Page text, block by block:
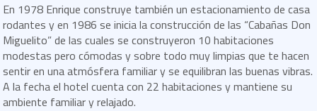
En 1978 Enrique construye también un estacionamiento de casa
rodantes y en 1986 se inicia la construcción de las “Cabañas Don
Miguelito” de las cuales se construyeron 10 habitaciones
modestas pero cómodas y sobre todo muy limpias que te hacen
sentir en una atmósfera familiar y se equilibran las buenas vibras.
A la fecha el hotel cuenta con 22 habitaciones y mantiene su
ambiente familiar y relajado.